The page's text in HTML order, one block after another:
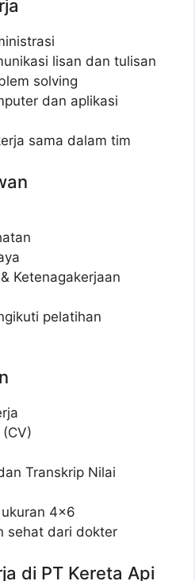
lisan dan tulisan
solving
dan aplikasi
sama dalam tim
Ketenagakerjaan
pelatihan
Transkrip Nilai
4×6
sehat dari dokter
di PT Kereta Api